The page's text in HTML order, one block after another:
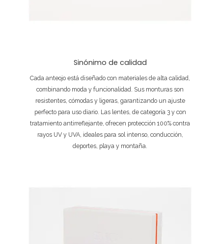
Sinónimo de calidad
Cada anteojo está diseñado con materiales de alta calidad,
combinando moda y funcionalidad. Sus monturas son
resistentes, cómodas y ligeras, garantizando un ajuste
perfecto para uso diario. Las lentes, de categoría 3 y con
tratamiento antirreflejante, ofrecen protección 100% contra
rayos UV y UVA, ideales para sol intenso, conducción,
deportes, playa y montaña.